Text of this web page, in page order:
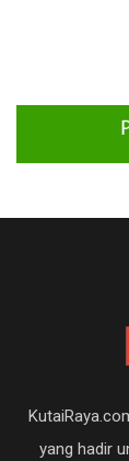
yang hadir